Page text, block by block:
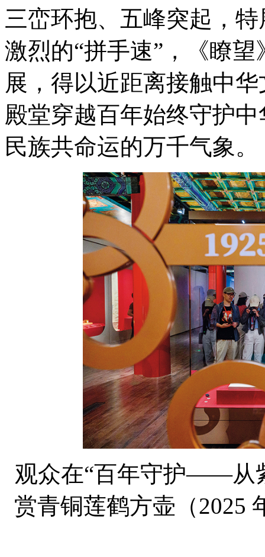
三峦环抱、五峰突起，
激烈的“拼手速”，《瞭
展，得以近距离接触中
殿堂穿越百年始终守护
民族共命运的万千气象。
观众在“百年守护——从
赏青铜莲鹤方壶（2025